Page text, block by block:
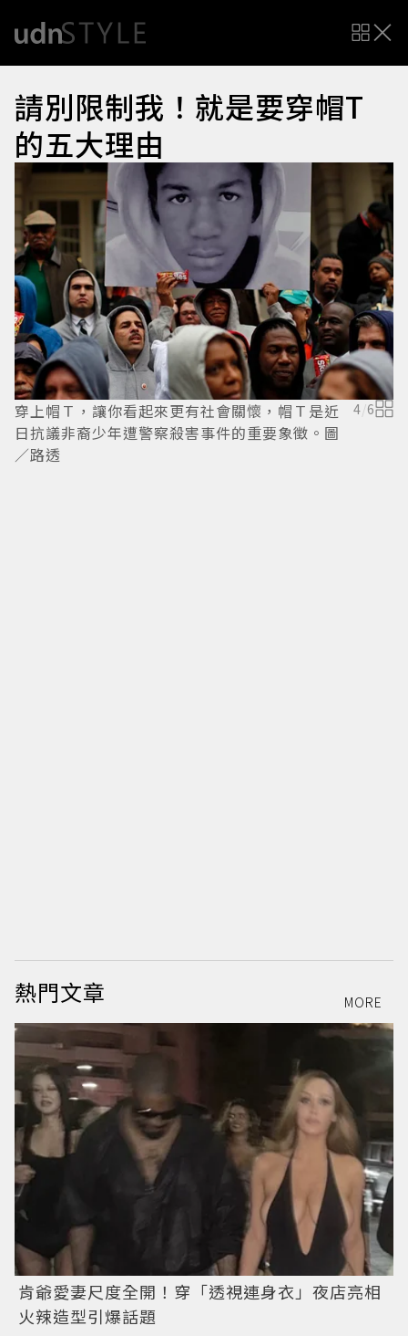
請別限制我！就是要穿帽T
的五大理由
穿上帽Ｔ，讓你看起來更有社會關懷，帽Ｔ是近
日抗議非裔少年遭警察殺害事件的重要象徵。圖
／路透
4/6
熱門文章 MORE
肯爺愛妻尺度全開！穿「透視連身衣」夜店亮相
火辣造型引爆話題